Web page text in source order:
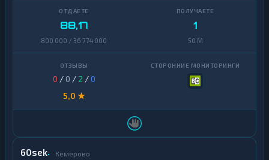
88,17
800 000 / 36 774 000
1
50 M
0 / 0 / 2 /0
5,0 ★
60sek Кемерово